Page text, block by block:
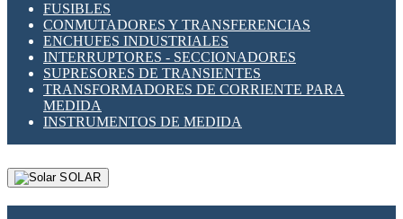
FUSIBLES
CONMUTADORES Y TRANSFERENCIAS
ENCHUFES INDUSTRIALES
INTERRUPTORES - SECCIONADORES
SUPRESORES DE TRANSIENTES
TRANSFORMADORES DE CORRIENTE PARA
MEDIDA
INSTRUMENTOS DE MEDIDA
SOLAR